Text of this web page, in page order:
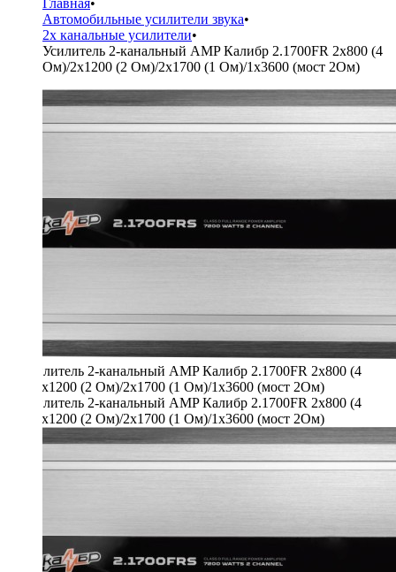
Автомобильные усилители звука•
2х канальные усилители•
Усилитель 2-канальный AMP Калибр 2.1700FR 2x800 (4
Ом)/2x1200 (2 Ом)/2x1700 (1 Ом)/1x3600 (мост 2Ом)